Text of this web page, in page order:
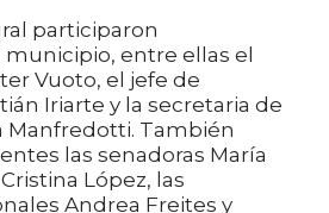
participaron
entre ellas el
Vuoto, el jefe de
Iriarte y la secretaria de
Manfredotti. También
las senadoras María
López, las
Andrea Freites y